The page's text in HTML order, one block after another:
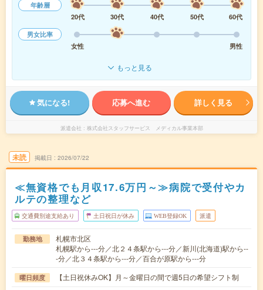
年齢層
20代
30代 40代 50代
60代
男女比率
女性
男性
もっと見る
気になる! 応募へ進む 詳しく見る
派遣会社 株式会社スタッフサービス メディカル事業本部
未読 掲載日 2026/07/22
≪無資格でも月収17.6万円～≫病院で受付やカ
ルテの整理など
交通費別途支給あり 土日祝日が休み WEB登録OK 派遣
勤務地
札幌市北区
札幌駅から---分／北２４条駅から---分／新川(北海道)駅から--
-分／北３４条駅から---分／百合が原駅から---分
曜日頻度 【土日祝休みOK】月～金曜日の間で週5日の希望シフト制